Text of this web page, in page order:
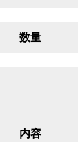
数量
内容